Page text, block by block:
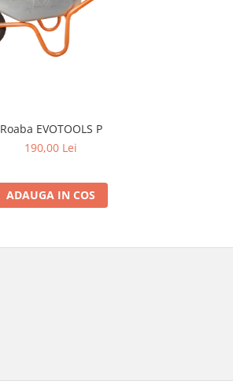
Roaba EVOTOOLS P
190,00 Lei
ADAUGA IN COS